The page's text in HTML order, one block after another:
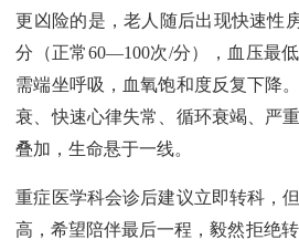
更凶险的是，老人随后出现快速性
分（正常60—100次/分），血压最
需端坐呼吸，血氧饱和度反复下降
衰、快速心律失常、循环衰竭、
叠加，生命悬于一线。
重症医学科会诊后建议立即转科，
高，希望陪伴最后一程，毅然拒绝